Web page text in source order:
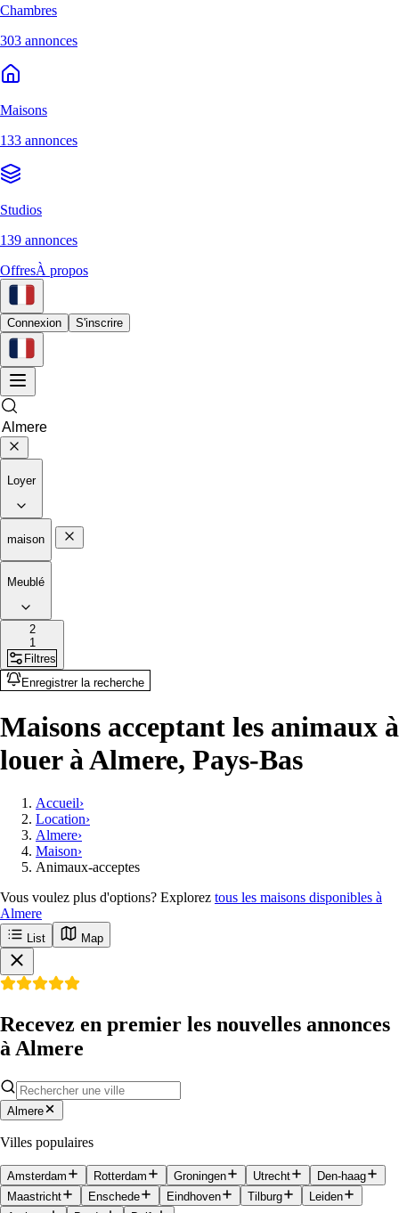
Chambres
303 annonces
Maisons
133 annonces
Studios
139 annonces
OffresÀ propos
Connexion S'inscrire
Loyer
maison
Meublé
2
1
Filtres
Enregistrer la recherche
Maisons acceptant les animaux à
louer à Almere, Pays-Bas
Accueil›
Location›
Almere›
Maison›
Animaux-acceptes
Vous voulez plus d'options? Explorez tous les maisons disponibles à
Almere
List Map
Recevez en premier les nouvelles annonces
à Almere
Almere
Villes populaires
Amsterdam Rotterdam Groningen Utrecht
Den-haag
Maastricht
Enschede Eindhoven Tilburg
Leiden